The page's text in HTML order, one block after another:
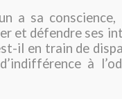
a sa
et défendre ses
il en train de
à